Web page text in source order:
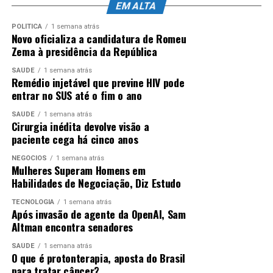
Ancelotti escolheu Gabriel
Martinelli para o lugar de Lucas Paquetá – fora
devido a uma lesão no músculo posterior da coxa
esquerda.
ANÚNCIO
Do lado norueguês, o técnico Stale Solbakken fez uma
mudança em relação ao time do triunfo por 2 a 1 sobre a
Costa do Marfim, nos 16 avos de final.
lesão, Julian Ryerson retornou à lateral direita, na
vaga de Marcus Pedersen.
EM ALTA
POLÍTICA 1 semana atrás
Novo oficializa a candidatura de Romeu
Zema à presidência da República
SAÚDE 1 semana atrás
Remédio injetável que previne HIV pode
entrar no SUS até o fim o ano
SAÚDE 1 semana atrás
Cirurgia inédita devolve visão a
paciente cega há cinco anos
NEGÓCIOS 1 semana atrás
Mulheres Superam Homens em
Habilidades de Negociação, Diz Estudo
TECNOLOGIA 1 semana atrás
Após invasão de agente da OpenAI, Sam
Altman encontra senadores
SAÚDE 1 semana atrás
O que é protonterapia, aposta do Brasil